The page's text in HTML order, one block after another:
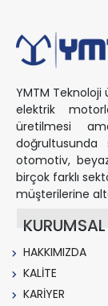
YMTM
elektrik
üretilmesi
otomotiv,
birçok farklı
müşterilerine
KURUMSAL
HAKKIMIZDA
KALİTE
KARİYER